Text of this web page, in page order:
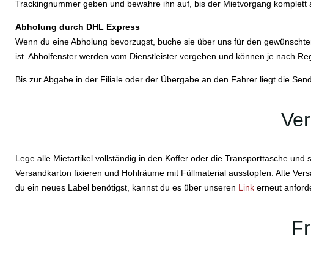
Trackingnummer geben und bewahre ihn auf, bis der Mietvorgang komplett
Abholung durch DHL Express
Wenn du eine Abholung bevorzugst, buche sie über uns für den
ist. Abholfenster werden vom Dienstleister vergeben und können je nach
Bis zur Abgabe in der Filiale oder der Übergabe an den Fahrer liegt die
Lege alle Mietartikel vollständig in den Koffer oder die Transporttasche
Versandkarton fixieren und Hohlräume mit Füllmaterial ausstopfen. Alte
du ein neues Label benötigst, kannst du es über unseren Link erneut